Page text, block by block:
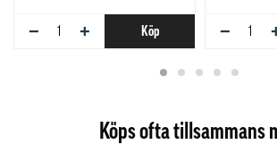
− + Köp −
Köps ofta tillsammans